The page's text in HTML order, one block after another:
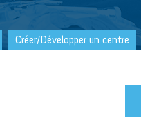
Créer/Développer un centre